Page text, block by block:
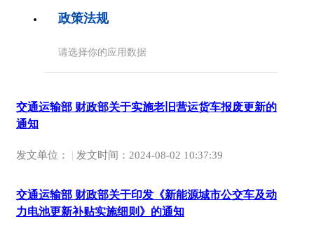
政策法规
请选择你的应用数据
交通运输部 财政部关于实施老旧营运货车报废更新的
通知
发文单位： | 发文时间： 2024-08-02 10:37:39
交通运输部 财政部关于印发《新能源城市公交车及动
力电池更新补贴实施细则》的通知